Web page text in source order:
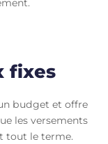
fixes
budget et offre
les versements
tout le terme.